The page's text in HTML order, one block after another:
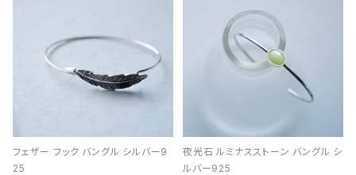
フェザー フック バングル シルバー9
25
夜光石 ルミナスストーン バングル シ
ルバー925